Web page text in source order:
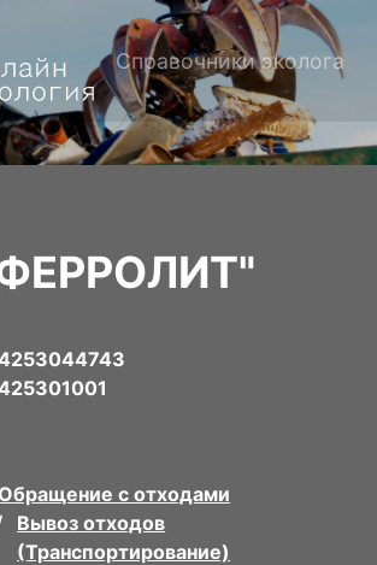
Справочники эколога
Обращение с отходами
Вывоз отходов
(Транспортирование)